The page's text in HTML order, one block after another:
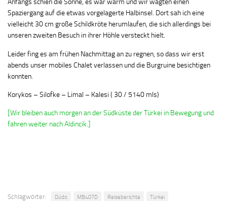
Anfangs schien die Sonne, es war warm und wir wagten einen
Spaziergang auf die etwas vorgelagerte Halbinsel. Dort sah ich eine
vielleicht 30 cm große Schildkröte herumlaufen, die sich allerdings bei
unseren zweiten Besuch in ihrer Höhle versteckt hielt.
Leider fing es am frühen Nachmittag an zu regnen, so dass wir erst
abends unser mobiles Chalet verlassen und die Burgruine besichtigen
konnten.
Korykos – Silofke – Limal – Kalesi ( 30 / 5140 mls)
[Wir bleiben auch morgen an der Südküste der Türkei in Bewegung und
fahren weiter nach Aldincik.]
Schlagwörter: Düdo MB407D Reiseberichte Türkei